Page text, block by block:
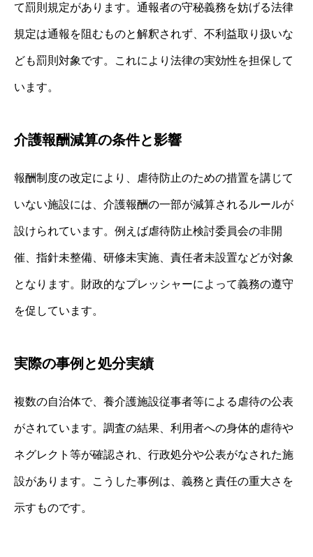
て罰則規定があります。通報者の守秘義務を妨げる法律
規定は通報を阻むものと解釈されず、不利益取り扱いな
ども罰則対象です。これにより法律の実効性を担保して
います。
介護報酬減算の条件と影響
報酬制度の改定により、虐待防止のための措置を講じて
いない施設には、介護報酬の一部が減算されるルールが
設けられています。例えば虐待防止検討委員会の非開
催、指針未整備、研修未実施、責任者未設置などが対象
となります。財政的なプレッシャーによって義務の遵守
を促しています。
実際の事例と処分実績
複数の自治体で、養介護施設従事者等による虐待の公表
がされています。調査の結果、利用者への身体的虐待や
ネグレクト等が確認され、行政処分や公表がなされた施
設があります。こうした事例は、義務と責任の重大さを
示すものです。